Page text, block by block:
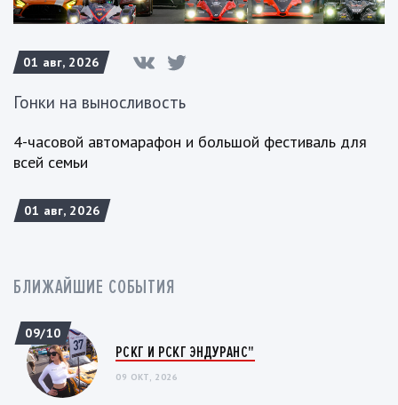
01 авг, 2026
Гонки на выносливость
4-часовой автомарафон и большой фестиваль для
всей семьи
01 авг, 2026
БЛИЖАЙШИЕ СОБЫТИЯ
РСКГ И РСКГ ЭНДУРАНС"
09 ОКТ, 2026
09/10